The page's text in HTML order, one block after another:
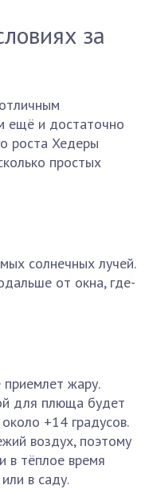
за
ещё и достаточно
роста Хедеры
простых
солнечных лучей.
от окна, где-
жару.
для плюща будет
+14 градусов.
воздух, поэтому
в тёплое время
в саду.